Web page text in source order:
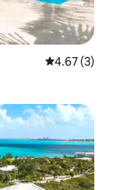
Calificación
4.67 (3)